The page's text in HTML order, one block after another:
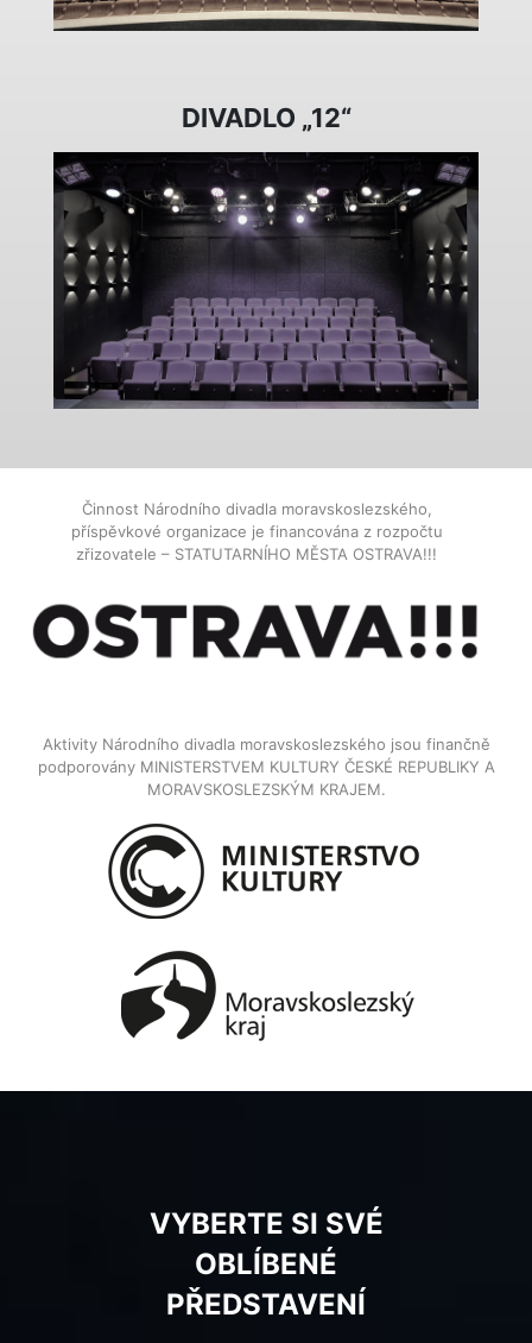
DIVADLO „12“
Činnost Národního divadla moravskoslezského,
příspěvkové organizace je financována z rozpočtu
zřizovatele – STATUTARNÍHO MĚSTA OSTRAVA!!!
Aktivity Národního divadla moravskoslezského jsou finančně
podporovány MINISTERSTVEM KULTURY ČESKÉ REPUBLIKY A
MORAVSKOSLEZSKÝM KRAJEM.
VYBERTE SI SVÉ
OBLÍBENÉ
PŘEDSTAVENÍ